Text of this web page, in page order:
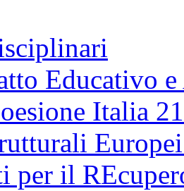
Educativo
Italia
per il